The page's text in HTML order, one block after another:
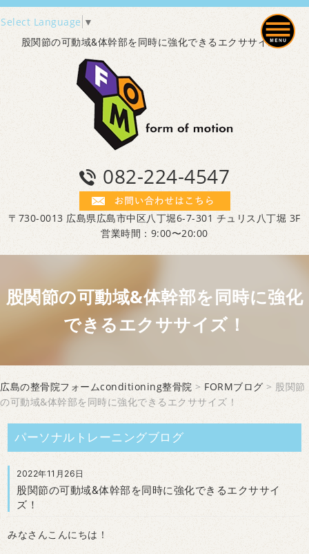
Select Language ▼
股関節の可動域&体幹部を同時に強化できるエクササイズ！
082-224-4547
〒730-0013 広島県広島市中区八丁堀6-7-301 チュリス八丁堀 3F
営業時間：9:00〜20:00
股関節の可動域&体幹部を同時に強化
できるエクササイズ！
広島の整骨院フォームconditioning整骨院 > FORMブログ > 股関節
の可動域&体幹部を同時に強化できるエクササイズ！
パーソナルトレーニングブログ
2022年11月26日
股関節の可動域&体幹部を同時に強化できるエクササイ
ズ！
みなさんこんにちは！